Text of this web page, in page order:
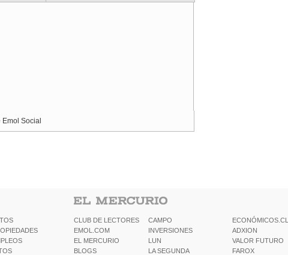
Emol Social
CLUB DE LECTORES
EMOL.COM
EL MERCURIO
BLOGS
CAMPO
INVERSIONES
LUN
LA SEGUNDA
ECONÓMICOS.CL
ADXION
VALOR FUTURO
FAROX